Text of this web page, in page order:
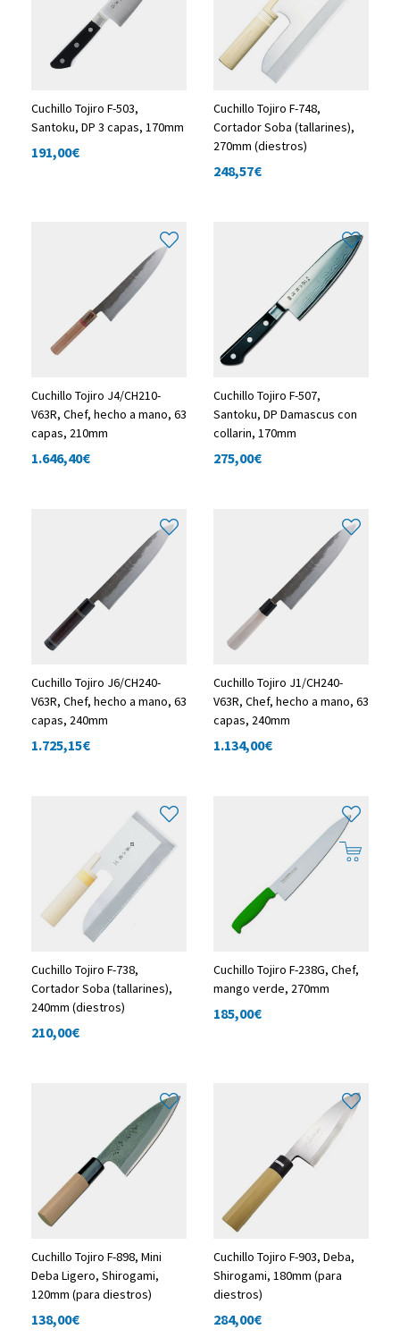
Cuchillo Tojiro F-503,
Santoku, DP 3 capas, 170mm
191,00€
Cuchillo Tojiro F-748,
Cortador Soba (tallarines),
270mm (diestros)
248,57€
Cuchillo Tojiro J4/CH210-
V63R, Chef, hecho a mano, 63
capas, 210mm
1.646,40€
Cuchillo Tojiro F-507,
Santoku, DP Damascus con
collarin, 170mm
275,00€
Cuchillo Tojiro J6/CH240-
V63R, Chef, hecho a mano, 63
capas, 240mm
1.725,15€
Cuchillo Tojiro J1/CH240-
V63R, Chef, hecho a mano, 63
capas, 240mm
1.134,00€
Cuchillo Tojiro F-738,
Cortador Soba (tallarines),
240mm (diestros)
210,00€
Cuchillo Tojiro F-238G, Chef,
mango verde, 270mm
185,00€
Cuchillo Tojiro F-898, Mini
Deba Ligero, Shirogami,
120mm (para diestros)
138,00€
Cuchillo Tojiro F-903, Deba,
Shirogami, 180mm (para
diestros)
284,00€